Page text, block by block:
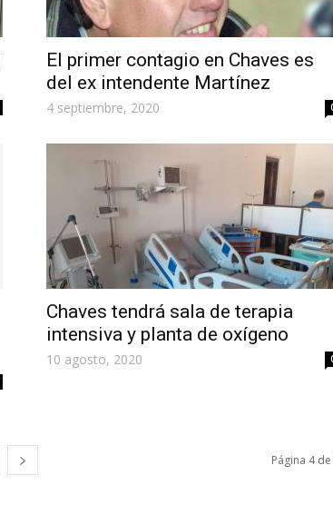
El primer contagio en Chaves es
del ex intendente Martínez
4 septiembre, 2020
Chaves tendrá sala de terapia
intensiva y planta de oxígeno
10 agosto, 2020
Página 4